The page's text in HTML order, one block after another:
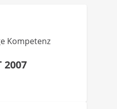
Kompetenz
2007